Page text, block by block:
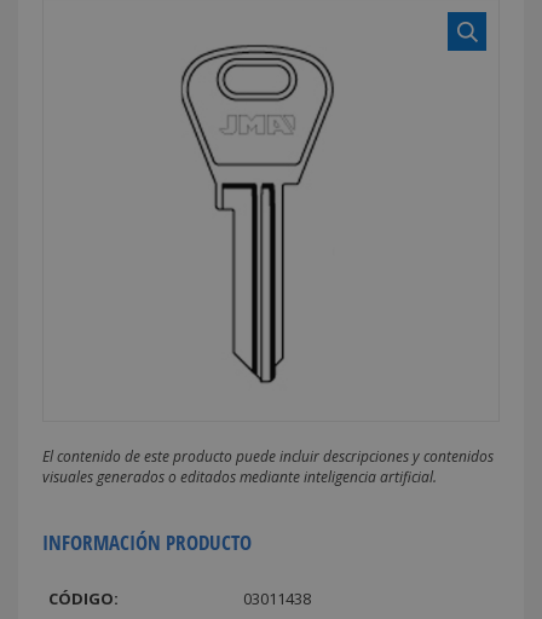
El contenido de este producto puede incluir descripciones y contenidos
visuales generados o editados mediante inteligencia artificial.
INFORMACIÓN PRODUCTO
CÓDIGO:
03011438